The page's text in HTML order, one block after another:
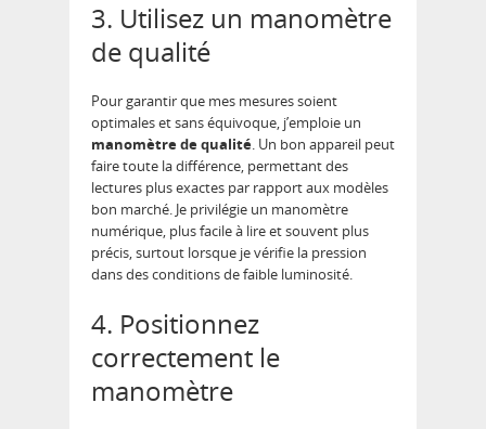
3. Utilisez un manomètre
de qualité
Pour garantir que mes mesures soient
optimales et sans équivoque, j’emploie un
manomètre de qualité. Un bon appareil peut
faire toute la différence, permettant des
lectures plus exactes par rapport aux modèles
bon marché. Je privilégie un manomètre
numérique, plus facile à lire et souvent plus
précis, surtout lorsque je vérifie la pression
dans des conditions de faible luminosité.
4. Positionnez
correctement le
manomètre